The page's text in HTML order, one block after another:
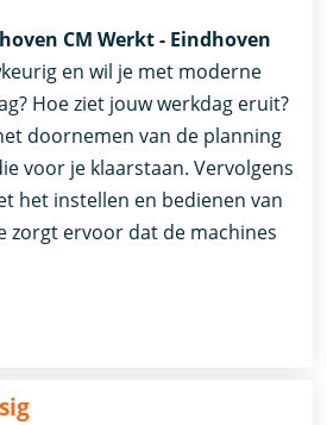
CM Werkt - Eindhoven
en wil je met moderne
Hoe ziet jouw werkdag eruit?
doornemen van de planning
voor je klaarstaan. Vervolgens
het instellen en bedienen van
zorgt ervoor dat de machines